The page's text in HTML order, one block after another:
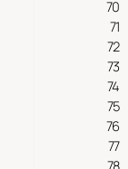
70
71
72
73
74
75
76
77